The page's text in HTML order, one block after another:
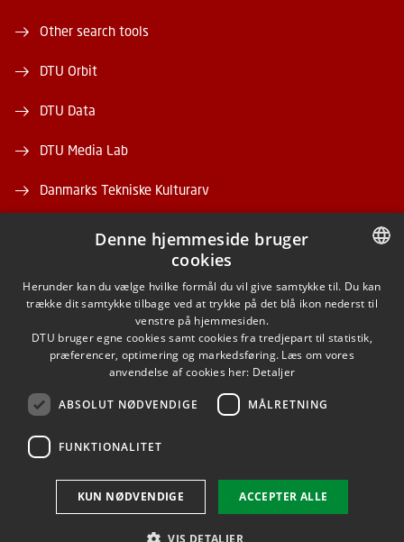
Other search tools
DTU Orbit
DTU Data
DTU Media Lab
Danmarks Tekniske Kulturarv
FACEBOOK
INSTAGRAM
LINKEDIN
Tilgængelighedserklæring
DANISH
ENGLISH
Denne hjemmeside bruger
cookies
Herunder kan du vælge hvilke formål du vil give samtykke til. Du kan
trække dit samtykke tilbage ved at trykke på det blå ikon nederst til
venstre på hjemmesiden.
DTU bruger egne cookies samt cookies fra tredjepart til statistik,
præferencer, optimering og markedsføring. Læs om vores
anvendelse af cookies her: Detaljer
ABSOLUT NØDVENDIGE MÅLRETNING
FUNKTIONALITET
ACCEPTER ALLE
KUN NØDVENDIGE
VIS DETALJER